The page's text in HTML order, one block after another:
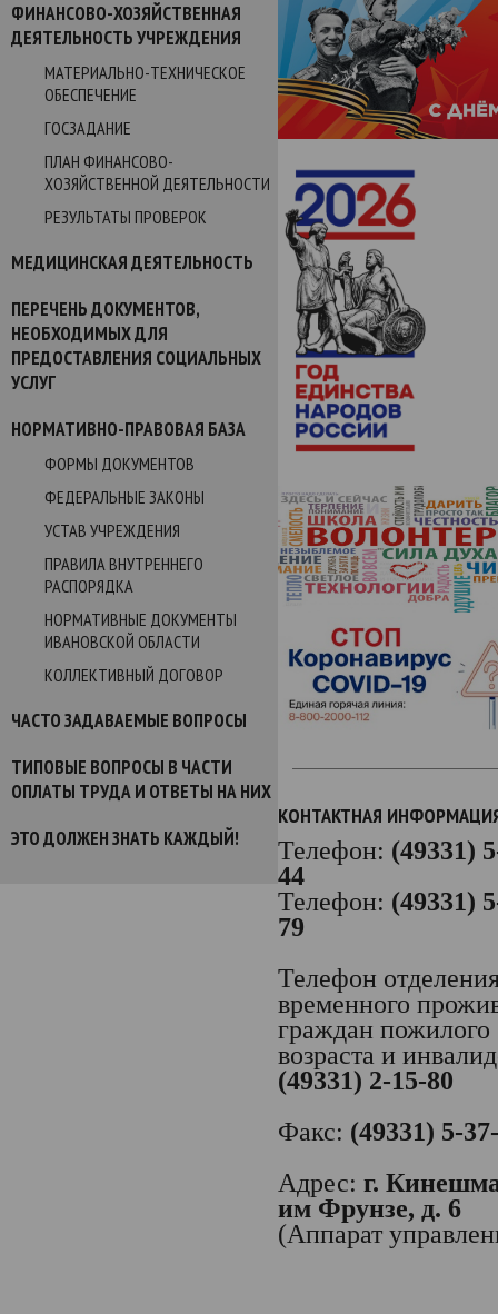
ФИНАНСОВО-ХОЗЯЙСТВЕННАЯ
ДЕЯТЕЛЬНОСТЬ УЧРЕЖДЕНИЯ
МАТЕРИАЛЬНО-ТЕХНИЧЕСКОЕ
ОБЕСПЕЧЕНИЕ
ГОСЗАДАНИЕ
ПЛАН ФИНАНСОВО-
ХОЗЯЙСТВЕННОЙ ДЕЯТЕЛЬНОСТИ
РЕЗУЛЬТАТЫ ПРОВЕРОК
МЕДИЦИНСКАЯ ДЕЯТЕЛЬНОСТЬ
ПЕРЕЧЕНЬ ДОКУМЕНТОВ,
НЕОБХОДИМЫХ ДЛЯ
ПРЕДОСТАВЛЕНИЯ СОЦИАЛЬНЫХ
УСЛУГ
НОРМАТИВНО-ПРАВОВАЯ БАЗА
ФОРМЫ ДОКУМЕНТОВ
ФЕДЕРАЛЬНЫЕ ЗАКОНЫ
УСТАВ УЧРЕЖДЕНИЯ
ПРАВИЛА ВНУТРЕННЕГО
РАСПОРЯДКА
НОРМАТИВНЫЕ ДОКУМЕНТЫ
ИВАНОВСКОЙ ОБЛАСТИ
КОЛЛЕКТИВНЫЙ ДОГОВОР
ЧАСТО ЗАДАВАЕМЫЕ ВОПРОСЫ
ТИПОВЫЕ ВОПРОСЫ В ЧАСТИ
ОПЛАТЫ ТРУДА И ОТВЕТЫ НА НИХ
ЭТО ДОЛЖЕН ЗНАТЬ КАЖДЫЙ!
КОНТАКТНАЯ
Телефон: (49331)
44
Телефон: (49331)
79
Телефон
временного
граждан пожилого
возраста и
(49331) 2-15-80
Факс: (49331) 5-
Адрес: г.
им Фрунзе, д. 6
(Аппарат